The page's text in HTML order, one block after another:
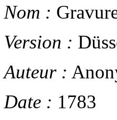
Nom :
Version :
Auteur :
Date : 1783